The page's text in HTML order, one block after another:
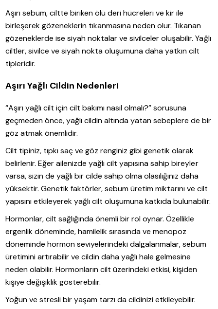
Aşırı sebum, ciltte biriken ölü deri hücreleri ve kir ile
birleşerek gözeneklerin tıkanmasına neden olur. Tıkanan
gözeneklerde ise siyah noktalar ve sivilceler oluşabilir. Yağlı
ciltler, sivilce ve siyah nokta oluşumuna daha yatkın cilt
tipleridir.
Aşırı Yağlı Cildin Nedenleri
“Aşırı yağlı cilt için cilt bakımı nasıl olmalı?” sorusuna
geçmeden önce, yağlı cildin altında yatan sebeplere de bir
göz atmak önemlidir.
Cilt tipiniz, tıpkı saç ve göz renginiz gibi genetik olarak
belirlenir. Eğer ailenizde yağlı cilt yapısına sahip bireyler
varsa, sizin de yağlı bir cilde sahip olma olasılığınız daha
yüksektir. Genetik faktörler, sebum üretim miktarını ve cilt
yapısını etkileyerek yağlı cilt oluşumuna katkıda bulunabilir.
Hormonlar, cilt sağlığında önemli bir rol oynar. Özellikle
ergenlik döneminde, hamilelik sırasında ve menopoz
döneminde hormon seviyelerindeki dalgalanmalar, sebum
üretimini artırabilir ve cildin daha yağlı hale gelmesine
neden olabilir. Hormonların cilt üzerindeki etkisi, kişiden
kişiye değişiklik gösterebilir.
Yoğun ve stresli bir yaşam tarzı da cildinizi etkileyebilir.